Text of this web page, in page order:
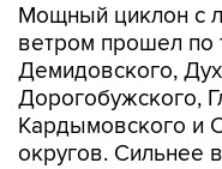
Мощный циклон с
ветром прошел по
Демидовского,
Дорогобужского,
Кардымовского и
округов. Сильнее